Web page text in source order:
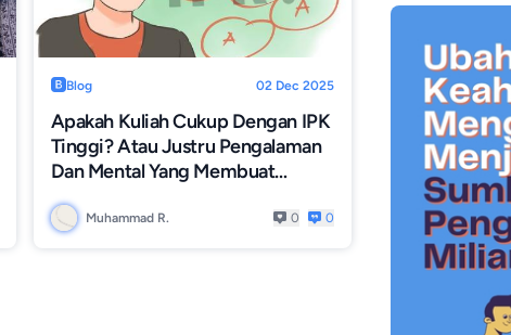
Blog 02 Dec 2025
Apakah Kuliah Cukup Dengan IPK
Tinggi? Atau Justru Pengalaman
Dan Mental Yang Membuat
Lulusan Lebih Siap Kerja?
Muhammad R. 0 0